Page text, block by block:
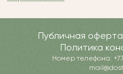
Публичная оферта
Политика
Номер телефона: